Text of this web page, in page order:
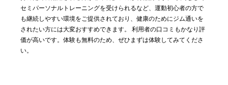
セミパーソナルトレーニングを受けられるなど、運動初心者の方で
も継続しやすい環境をご提供されており、健康のためにジム通いを
されたい方には大変おすすめできます。 利用者の口コミもかなり評
価が高いです。体験も無料のため、ぜひまずは体験してみてくださ
い。